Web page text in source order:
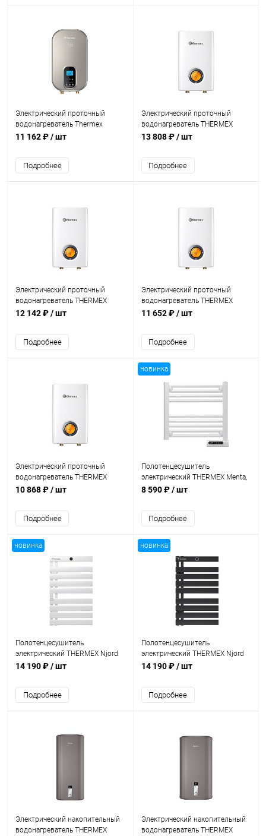
Электрический проточный
водонагреватель Thermex
Hudson 7000
11 162 ₽/ шт
Подробнее
Электрический проточный
водонагреватель THERMEX
Topflow 15000
13 808 ₽/ шт
Подробнее
Электрический проточный
водонагреватель THERMEX
Topflow 10000
12 142 ₽/ шт
Подробнее
Электрический проточный
водонагреватель THERMEX
Topflow 8000
11 652 ₽/ шт
Подробнее
Электрический проточный
водонагреватель THERMEX
Topflow 6000
10 868 ₽/ шт
Подробнее
новинка
Полотенцесушитель
электрический THERMEX Menta,
300 Вт
8 590 ₽/ шт
Подробнее
новинка
Полотенцесушитель
электрический THERMEX Njord
White, 425 Вт
14 190 ₽/ шт
Подробнее
новинка
Полотенцесушитель
электрический THERMEX Njord
Black, 425 Вт
14 190 ₽/ шт
Подробнее
Электрический накопительный
водонагреватель THERMEX
Электрический накопительный
водонагреватель THERMEX